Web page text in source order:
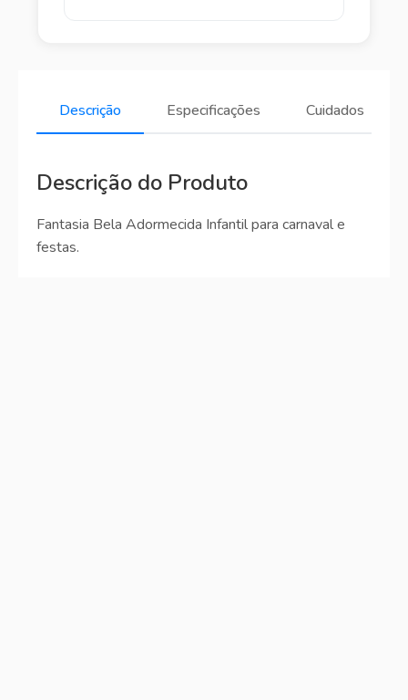
Descrição Especificações Cuidados
Descrição do Produto
Fantasia Bela Adormecida Infantil para carnaval e
festas.